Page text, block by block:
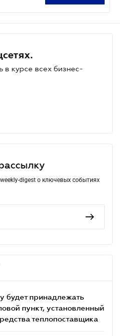
в курсе всех бизнес-
digest о ключевых событиях
будет принадлежать
пункт, установленный
теплопоставщика